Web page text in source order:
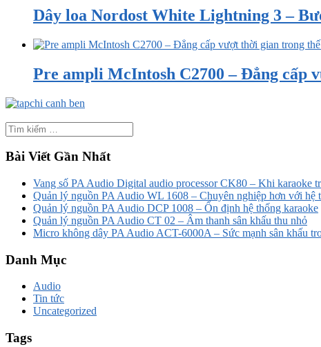
Dây loa Nordost White Lightning 3 –
Pre ampli McIntosh C2700 – Đẳng cấp
Bài Viết Gần Nhất
Vang số PA Audio Digital audio processor CK80 – Khi karaoke
Quản lý nguồn PA Audio WL 1608 – Chuyên nghiệp hơn với hệ
Quản lý nguồn PA Audio DCP 1008 – Ổn định hệ thống karaoke
Quản lý nguồn PA Audio CT 02 – Âm thanh sân khấu thu nhỏ
Micro không dây PA Audio ACT-6000A – Sức mạnh sân khấu
Danh Mục
Audio
Tin tức
Uncategorized
Tags